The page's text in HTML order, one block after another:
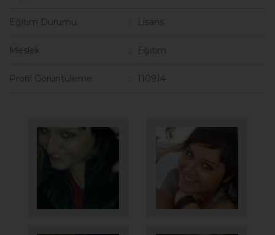
Eğitim Durumu Lisans
Meslek Eğitim
Profil Görüntüleme 110914